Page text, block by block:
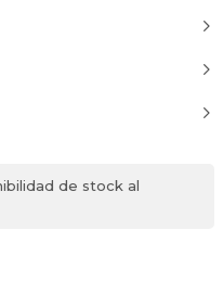
de stock al